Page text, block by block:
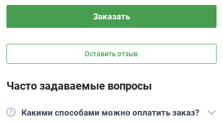
Заказать
Оставить отзыв
Часто задаваемые вопросы
Какими способами можно оплатить заказ?